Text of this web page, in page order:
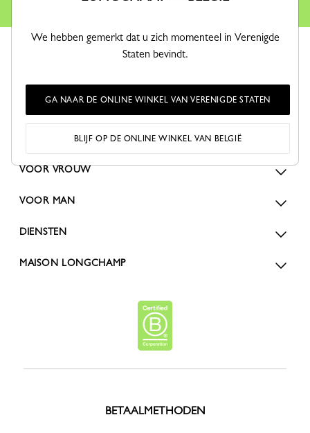
BESTELLINGEN EN RETOURZENDINGEN
VOOR VROUW
VOOR MAN
DIENSTEN
MAISON LONGCHAMP
BETAALMETHODEN
We hebben gemerkt dat u zich momenteel in Verenigde
Staten bevindt.
GA NAAR DE ONLINE WINKEL VAN VERENIGDE STATEN
BLIJF OP DE ONLINE WINKEL VAN BELGIË